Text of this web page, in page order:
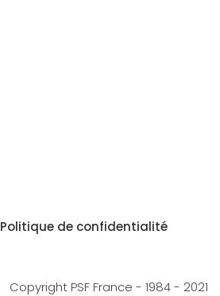
Politique de confidentialité
Copyright PSF France - 1984 - 2021